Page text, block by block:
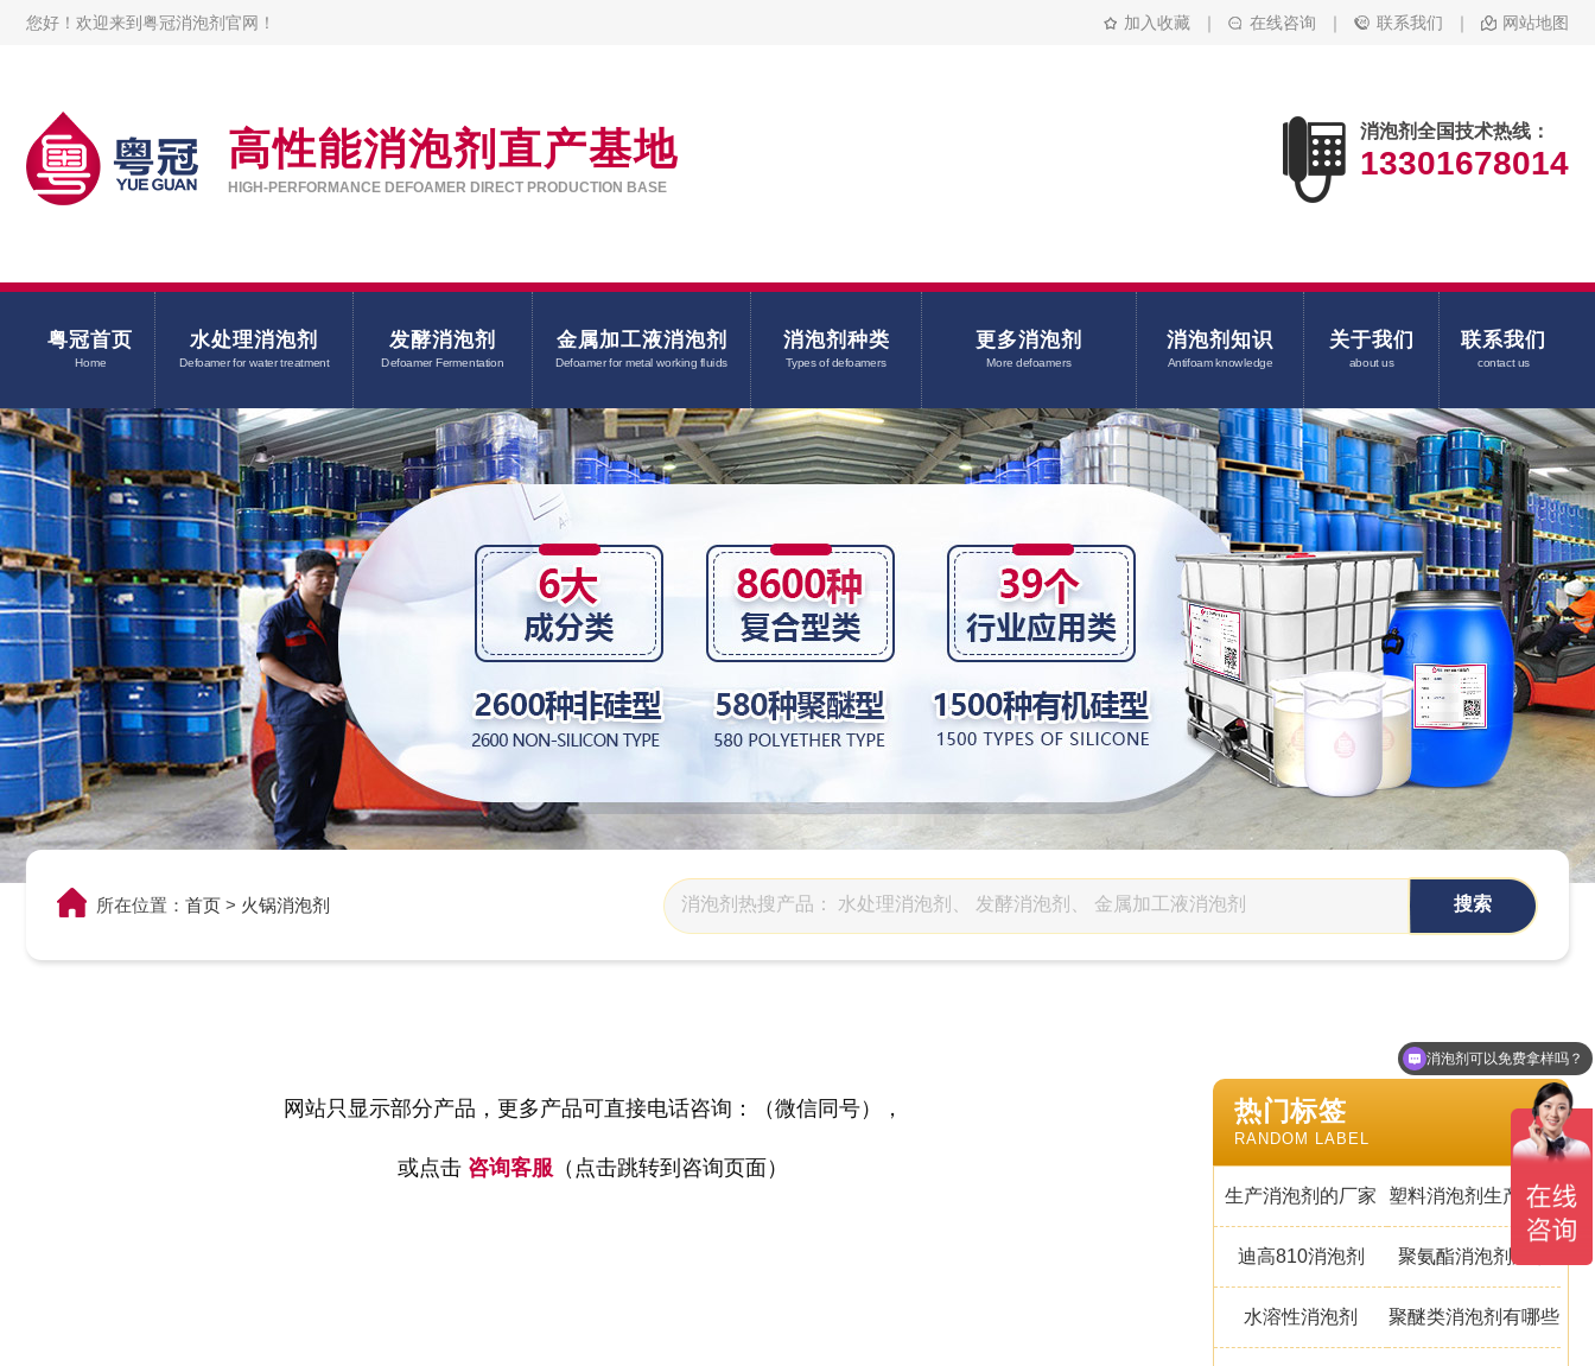
您好！欢迎来到粤冠消泡剂官网！ 加入收藏 ｜ 在线咨询 ｜ 联系我们 ｜ 网站地图
高性能消泡剂直产基地
HIGH-PERFORMANCE DEFOAMER DIRECT PRODUCTION BASE
消泡剂全国技术热线：
13301678014
粤冠首页
Home
水处理消泡剂
Defoamer for water treatment
发酵消泡剂
Defoamer Fermentation
金属加工液消泡剂
Defoamer for metal working fluids
消泡剂种类
Types of defoamers
更多消泡剂
More defoamers
消泡剂知识
Antifoam knowledge
关于我们
about us
联系我们
contact us
所在位置： 首页 > 火锅消泡剂
网站只显示部分产品，更多产品可直接电话咨询： （微信同号），
或点击 咨询客服 （点击跳转到咨询页面）
热门标签
RANDOM LABEL
生产消泡剂的厂家 塑料消泡剂生产厂家
迪高810消泡剂 聚氨酯消泡剂厂家
水溶性消泡剂 聚醚类消泡剂有哪些
消泡剂可以免费拿样吗？